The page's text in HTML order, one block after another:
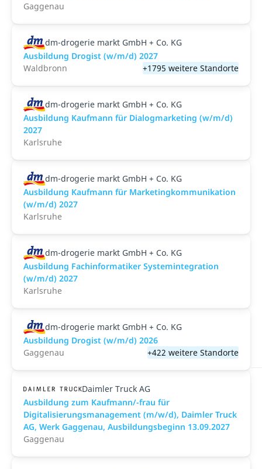
Gaggenau
dm-drogerie markt GmbH + Co. KG
Ausbildung Drogist (w/m/d) 2027
Waldbronn
+1795 weitere Standorte
dm-drogerie markt GmbH + Co. KG
Ausbildung Kaufmann für Dialogmarketing (w/m/d)
2027
Karlsruhe
dm-drogerie markt GmbH + Co. KG
Ausbildung Kaufmann für Marketingkommunikation
(w/m/d) 2027
Karlsruhe
dm-drogerie markt GmbH + Co. KG
Ausbildung Fachinformatiker Systemintegration
(w/m/d) 2027
Karlsruhe
dm-drogerie markt GmbH + Co. KG
Ausbildung Drogist (w/m/d) 2026
Gaggenau
+422 weitere Standorte
Daimler Truck AG
Ausbildung zum Kaufmann/-frau für
Digitalisierungsmanagement (m/w/d), Daimler Truck
AG, Werk Gaggenau, Ausbildungsbeginn 13.09.2027
Gaggenau